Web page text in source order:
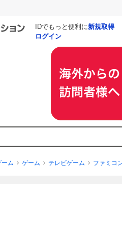
IDでもっと便利に新規取得
ログイン
ーム ゲーム テレビゲーム ファミコ